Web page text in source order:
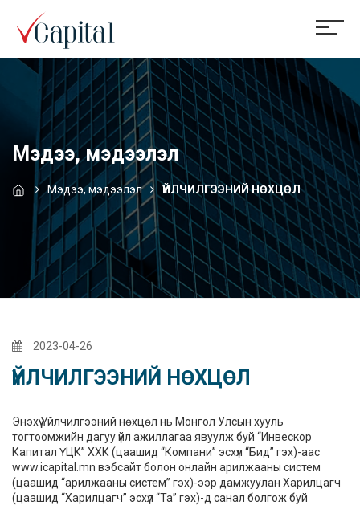
Мэдээ, мэдээлэл
Мэдээ, мэдээлэл ҮЙЛЧИЛГЭЭНИЙ НӨХЦӨЛ
2023-04-26
ҮЙЛЧИЛГЭЭНИЙ НӨХЦӨЛ
Энэхүү Үйлчилгээний нөхцөл нь Монгол Улсын хууль
тогтоомжийн дагуу үйл ажиллагаа явуулж буй “Инвескор
Капитал ҮЦК” ХХК (цаашид “Компани” эсхүл “Бид” гэх)-аас
www.icapital.mn вэбсайт болон онлайн арилжааны систем
(цаашид “арилжааны систем” гэх)-ээр дамжуулан Харилцагч
(цаашид “Харилцагч” эсхүл “Та” гэх)-д санал болгож буй